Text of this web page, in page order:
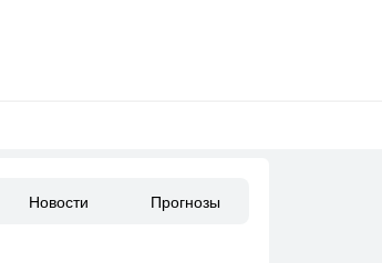
Новости Прогнозы